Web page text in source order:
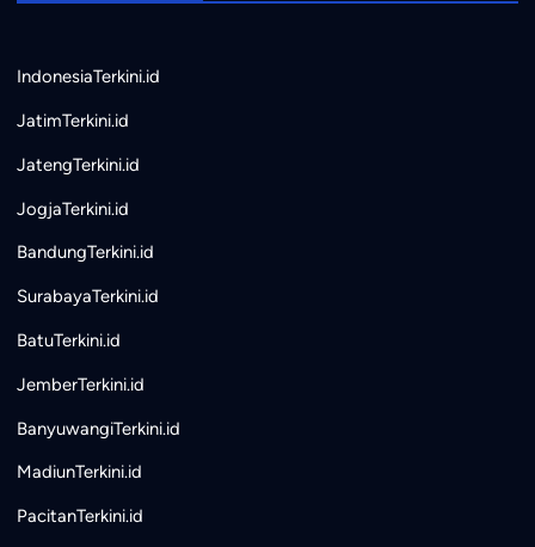
IndonesiaTerkini.id
JatimTerkini.id
JatengTerkini.id
JogjaTerkini.id
BandungTerkini.id
SurabayaTerkini.id
BatuTerkini.id
JemberTerkini.id
BanyuwangiTerkini.id
MadiunTerkini.id
PacitanTerkini.id